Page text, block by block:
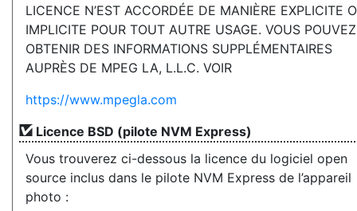
LICENCE N’EST ACCORDÉE DE MANIÈRE EXPLICITE
IMPLICITE POUR TOUT AUTRE USAGE. VOUS POUVEZ
OBTENIR DES INFORMATIONS SUPPLÉMENTAIRES
AUPRÈS DE MPEG LA, L.L.C. VOIR
https://www.mpegla.com
Licence BSD (pilote NVM Express)
Vous trouverez ci-dessous la licence du logiciel open
source inclus dans le pilote NVM Express de l’appareil
photo :